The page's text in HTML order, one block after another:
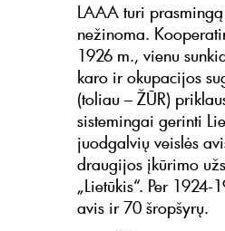
LAAA turi
nežinoma.
1926 m., vienu
karo ir okupacijos
(toliau – ŽŪR)
sistemingai gerinti
juodgalvių veislės
draugijos įkūrimo
„Lietūkis“. Per
avis ir 70 šropšyrų.